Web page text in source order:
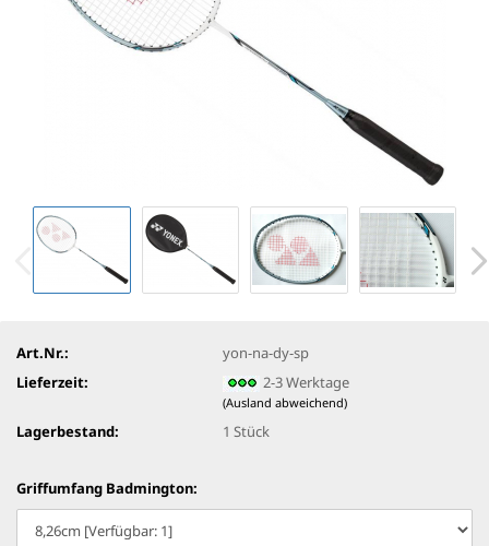
Art.Nr.:
yon-na-dy-sp
Lieferzeit:
2-3 Werktage
(Ausland abweichend)
Lagerbestand: 1 Stück
Griffumfang Badmington: